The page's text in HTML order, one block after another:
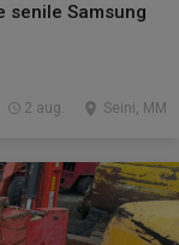
senile Samsung
Seini, MM
2 aug.